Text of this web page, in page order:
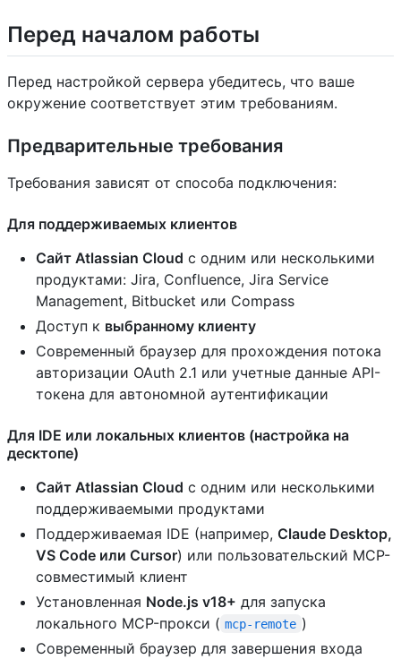
Перед началом работы
Перед настройкой сервера убедитесь, что ваше
окружение соответствует этим требованиям.
Предварительные требования
Требования зависят от способа подключения:
Для поддерживаемых клиентов
Сайт Atlassian Cloud с одним или несколькими
продуктами: Jira, Confluence, Jira Service
Management, Bitbucket или Compass
Доступ к выбранному клиенту
Современный браузер для прохождения потока
авторизации OAuth 2.1 или учетные данные API-
токена для автономной аутентификации
Для IDE или локальных клиентов (настройка на
десктопе)
Сайт Atlassian Cloud с одним или несколькими
поддерживаемыми продуктами
Поддерживаемая IDE (например, Claude Desktop,
VS Code или Cursor) или пользовательский MCP-
совместимый клиент
Установленная Node.js v18+ для запуска
локального MCP-прокси ( mcp-remote )
Современный браузер для завершения входа